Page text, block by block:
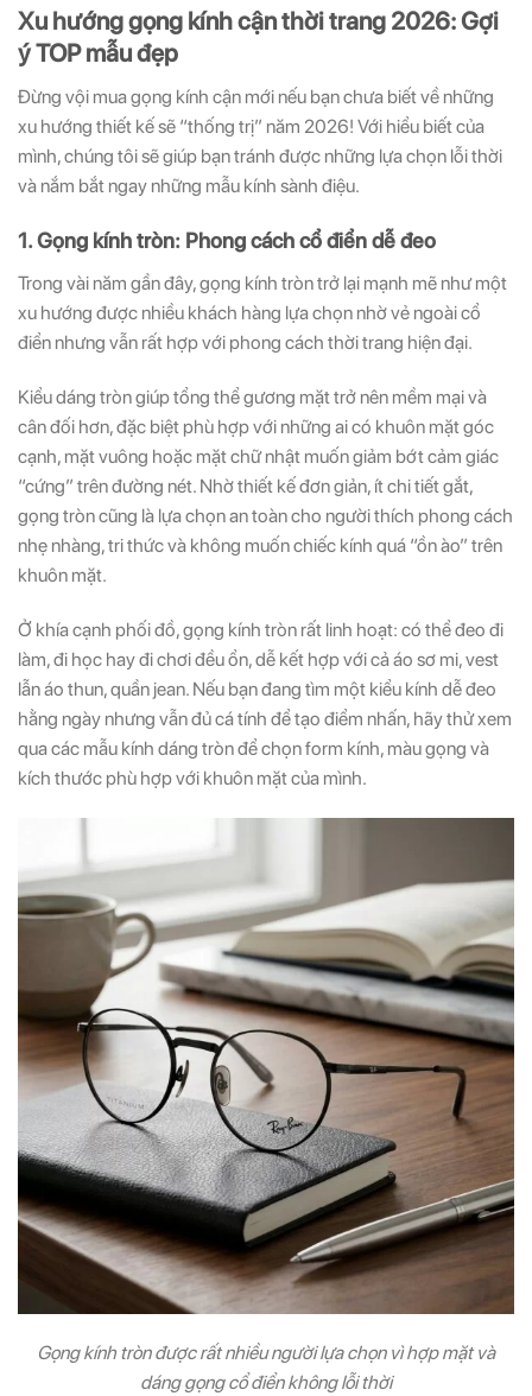
Xu hướng gọng kính cận thời trang 2026: Gợi
ý TOP mẫu đẹp
Đừng vội mua gọng kính cận mới nếu bạn chưa biết về những
xu hướng thiết kế sẽ “thống trị” năm 2026! Với hiểu biết của
mình, chúng tôi sẽ giúp bạn tránh được những lựa chọn lỗi thời
và nắm bắt ngay những mẫu kính sành điệu.
1. Gọng kính tròn: Phong cách cổ điển dễ đeo
Trong vài năm gần đây, gọng kính tròn trở lại mạnh mẽ như một
xu hướng được nhiều khách hàng lựa chọn nhờ vẻ ngoài cổ
điển nhưng vẫn rất hợp với phong cách thời trang hiện đại.
Kiểu dáng tròn giúp tổng thể gương mặt trở nên mềm mại và
cân đối hơn, đặc biệt phù hợp với những ai có khuôn mặt góc
cạnh, mặt vuông hoặc mặt chữ nhật muốn giảm bớt cảm giác
“cứng” trên đường nét. Nhờ thiết kế đơn giản, ít chi tiết gắt,
gọng tròn cũng là lựa chọn an toàn cho người thích phong cách
nhẹ nhàng, tri thức và không muốn chiếc kính quá “ồn ào” trên
khuôn mặt.
Ở khía cạnh phối đồ, gọng kính tròn rất linh hoạt: có thể đeo đi
làm, đi học hay đi chơi đều ổn, dễ kết hợp với cả áo sơ mi, vest
lẫn áo thun, quần jean. Nếu bạn đang tìm một kiểu kính dễ đeo
hằng ngày nhưng vẫn đủ cá tính để tạo điểm nhấn, hãy thử xem
qua các mẫu kính dáng tròn để chọn form kính, màu gọng và
kích thước phù hợp với khuôn mặt của mình.
Gọng kính tròn được rất nhiều người lựa chọn vì hợp mặt và
dáng gọng cổ điển không lỗi thời